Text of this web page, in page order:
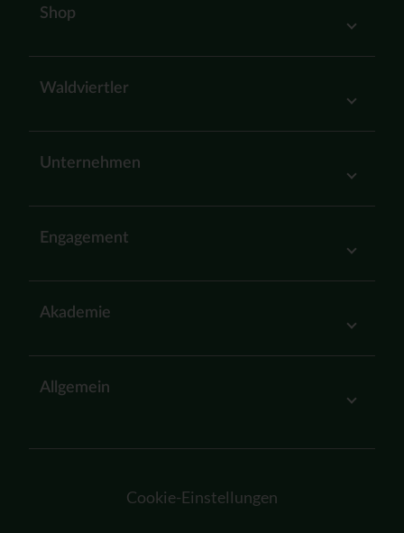
Shop
Waldviertler
Unternehmen
Engagement
Akademie
Allgemein
Cookie-Einstellungen